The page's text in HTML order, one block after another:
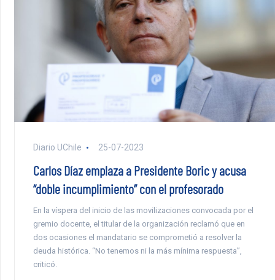
Diario UChile 25-07-2023
Carlos Díaz emplaza a Presidente Boric y acusa
“doble incumplimiento” con el profesorado
En la víspera del inicio de las movilizaciones convocada por el
gremio docente, el titular de la organización reclamó que en
dos ocasiones el mandatario se comprometió a resolver la
deuda histórica. “No tenemos ni la más mínima respuesta”,
criticó.